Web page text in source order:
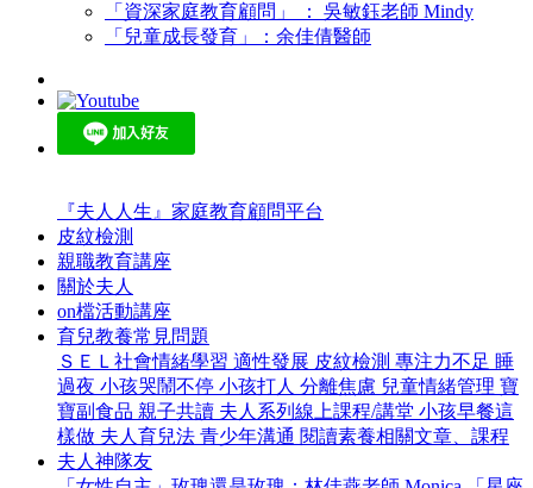
「資深家庭教育顧問」 ： 吳敏鈺老師 Mindy
「兒童成長發育」：余佳倩醫師
『夫人人生』家庭教育顧問平台
皮紋檢測
親職教育講座
關於夫人
on檔活動講座
育兒教養常見問題
ＳＥＬ社會情緒學習 適性發展 皮紋檢測 專注力不足 睡
過夜 小孩哭鬧不停 小孩打人 分離焦慮 兒童情緒管理 寶
寶副食品 親子共讀 夫人系列線上課程/講堂 小孩早餐這
樣做 夫人育兒法 青少年溝通 閱讀素養相關文章、課程
夫人神隊友